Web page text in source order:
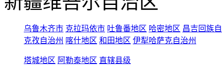
乌鲁木齐市 克拉玛依市 吐鲁番地区 哈密地区 昌吉回族
克孜自治州 喀什地区 和田地区 伊犁哈萨克自治州
塔城地区 阿勒泰地区 直辖县级